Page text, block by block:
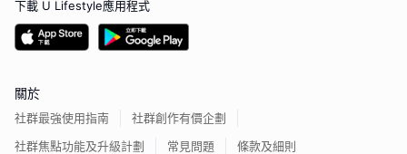
下載 U Lifestyle應用程式
關於
社群最強使用指南
社群創作有價企劃
社群焦點功能及升級計劃
常見問題 條款及細則